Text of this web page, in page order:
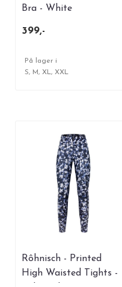
Bra - White
399,-
På lager i
S, M, XL, XXL
Rôhnisch - Printed
High Waisted Tights -